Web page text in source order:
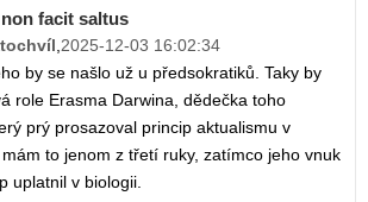
facit saltus
,2025-12-03 16:02:34
by se našlo už u předsokratiků. Taky by
role Erasma Darwina, dědečka toho
prý prosazoval princip aktualismu v
to jenom z třetí ruky, zatímco jeho vnuk
uplatnil v biologii.